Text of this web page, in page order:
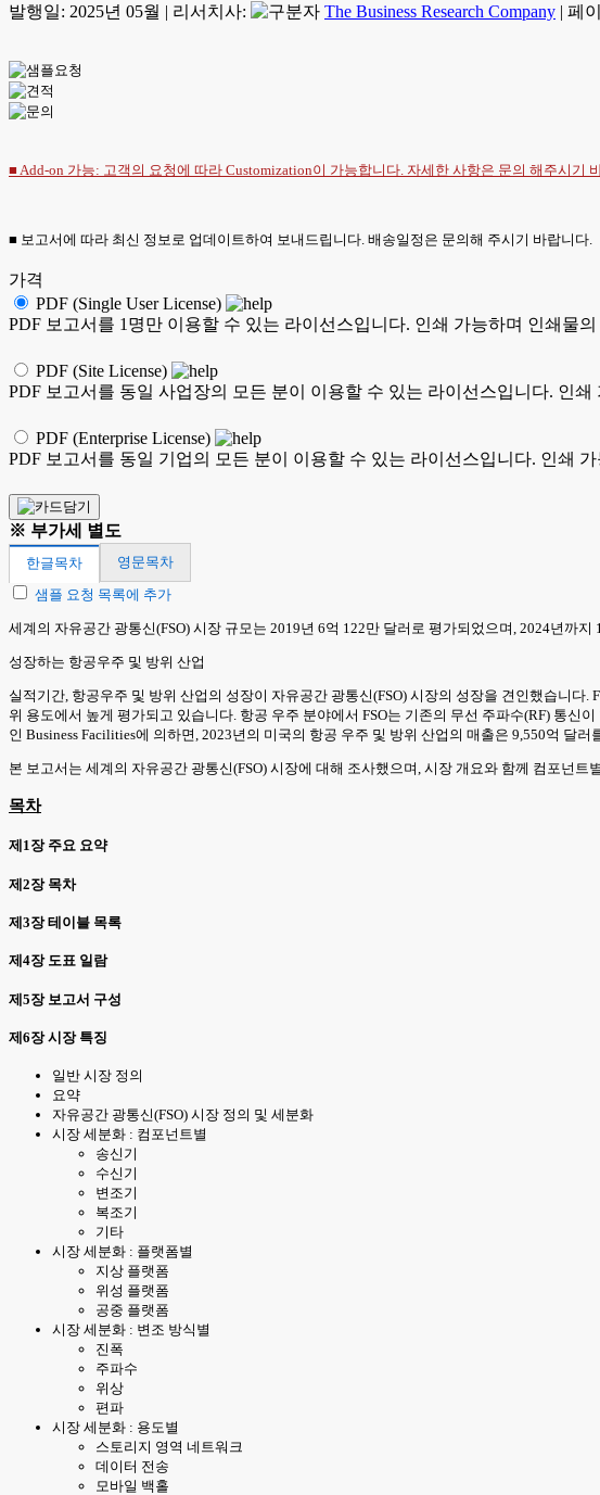
발행일: 2025년 05월 | 리서치사: The Business Research Company | 페
■ Add-on 가능: 고객의 요청에 따라 Customization이 가능합니다. 자세한 사항은 문의 해주시기
■ 보고서에 따라 최신 정보로 업데이트하여 보내드립니다. 배송일정은 문의해 주시기 바랍니다.
가격
PDF (Single User License)
PDF 보고서를 1명만 이용할 수 있는 라이선스입니다. 인쇄 가능하며 인쇄물
PDF (Site License)
PDF 보고서를 동일 사업장의 모든 분이 이용할 수 있는 라이선스입니다. 인
PDF (Enterprise License)
PDF 보고서를 동일 기업의 모든 분이 이용할 수 있는 라이선스입니다. 인쇄
※ 부가세 별도
한글목차
영문목차
샘플 요청 목록에 추가
세계의 자유공간 광통신(FSO) 시장 규모는 2019년 6억 122만 달러로 평가되었으며, 2024년까
성장하는 항공우주 및 방위 산업
실적기간, 항공우주 및 방위 산업의 성장이 자유공간 광통신(FSO) 시장의 성장을 견인했습니
위 용도에서 높게 평가되고 있습니다. 항공 우주 분야에서 FSO는 기존의 무선 주파수(RF) 통
인 Business Facilities에 의하면, 2023년의 미국의 항공 우주 및 방위 산업의 매출은 9,550억 달
본 보고서는 세계의 자유공간 광통신(FSO) 시장에 대해 조사했으며, 시장 개요와 함께 컴포넌
목차
제1장 주요 요약
제2장 목차
제3장 테이블 목록
제4장 도표 일람
제5장 보고서 구성
제6장 시장 특징
일반 시장 정의
요약
자유공간 광통신(FSO) 시장 정의 및 세분화
시장 세분화 : 컴포넌트별
송신기
수신기
변조기
복조기
기타
시장 세분화 : 플랫폼별
지상 플랫폼
위성 플랫폼
공중 플랫폼
시장 세분화 : 변조 방식별
진폭
주파수
위상
편파
시장 세분화 : 용도별
스토리지 영역 네트워크
데이터 전송
모바일 백홀